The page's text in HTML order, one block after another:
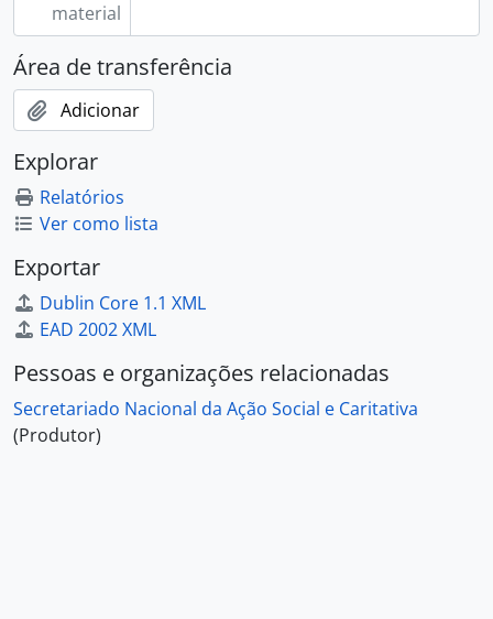
material
Área de transferência
Adicionar
Explorar
Relatórios
Ver como lista
Exportar
Dublin Core 1.1 XML
EAD 2002 XML
Pessoas e organizações relacionadas
Secretariado Nacional da Ação Social e Caritativa
(Produtor)